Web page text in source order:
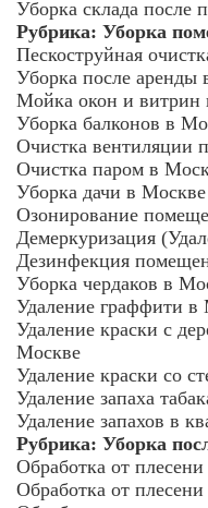
Уборка склада после
Рубрика: Уборка
Пескоструйная
Уборка после аренды
Мойка окон и витрин
Уборка балконов в
Очистка вентиляции
Очистка паром в
Уборка дачи в Москве
Озонирование
Демеркуризация
Дезинфекция
Уборка чердаков в
Удаление граффити в
Удаление краски с
Москве
Удаление краски со
Удаление запаха
Удаление запахов в
Рубрика: Уборка
Обработка от
Обработка от